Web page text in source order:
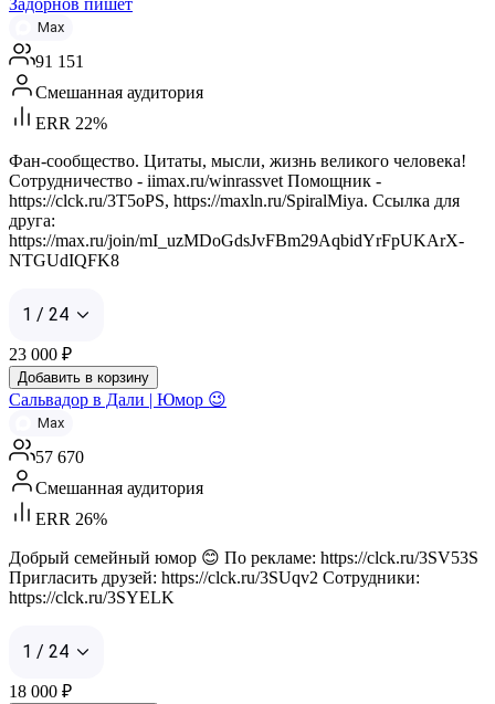
Max
91 151
Смешанная аудитория
ERR 22%
Фан-сообщество. Цитаты, мысли, жизнь великого человека!
Сотрудничество - iimax.ru/winrassvet Помощник -
https://clck.ru/3T5oPS, https://maxln.ru/SpiralMiya. Ссылка для
друга:
https://max.ru/join/mI_uzMDoGdsJvFBm29AqbidYrFpUKArX-
NTGUdIQFK8
1 / 24
23 000 ₽
Добавить в корзину
Сальвадор в Дали | Юмор 😉
Max
57 670
Смешанная аудитория
ERR 26%
Добрый семейный юмор 😊 По рекламе: https://clck.ru/3SV53S
Пригласить друзей: https://clck.ru/3SUqv2 Cотрудники:
https://clck.ru/3SYELK
1 / 24
18 000 ₽